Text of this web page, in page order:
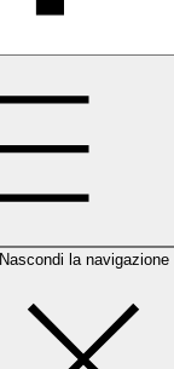
Nascondi la navigazione